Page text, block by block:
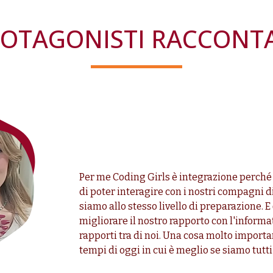
Per me Coding Girls è integrazione
di poter interagire con i nostri compagni
siamo allo stesso livello di preparazione. E
migliorare il nostro rapporto con
rapporti tra di noi. Una cosa molto
tempi di oggi in cui è meglio se siamo